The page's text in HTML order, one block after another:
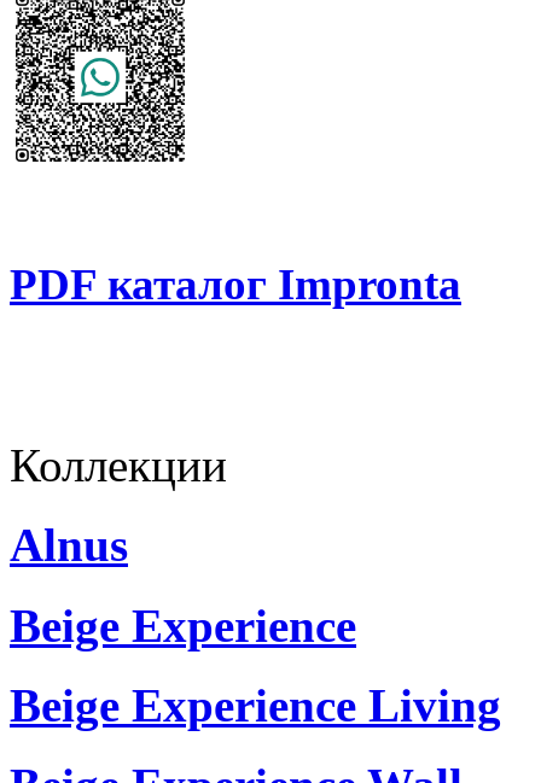
PDF каталог Impronta
Коллекции
Alnus
Beige Experience
Beige Experience Living